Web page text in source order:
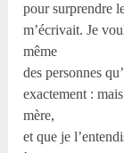
pour surprendre
m’écrivait. Je
même
des personnes
exactement :
mère,
et que je